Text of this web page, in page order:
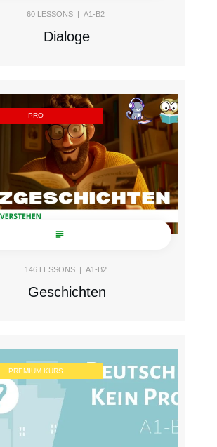
60LESSONS | A1-B2
Dialoge
PRO
146LESSONS | A1-B2
Geschichten
PREMIUM KURS